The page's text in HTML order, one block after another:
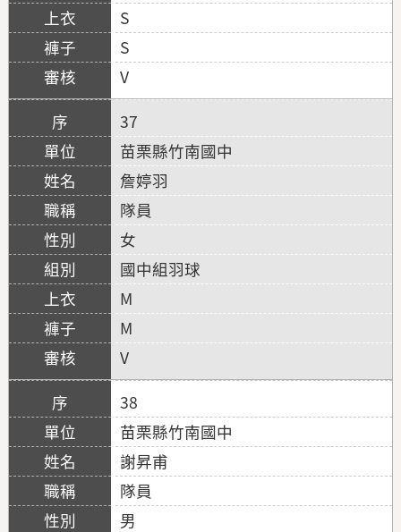
S
S
V
37
苗栗縣竹南國中
詹婷羽
隊員
女
國中組羽球
M
M
V
38
苗栗縣竹南國中
謝昇甫
隊員
男